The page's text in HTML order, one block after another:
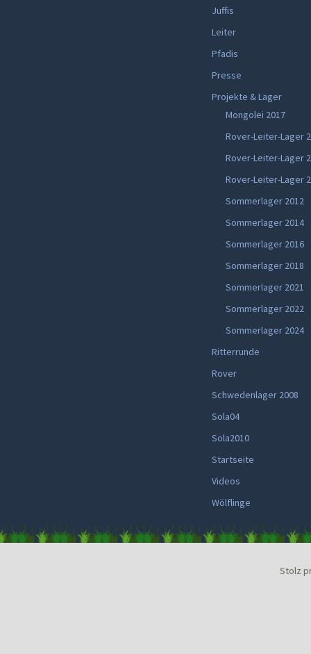
Juffis
Leiter
Pfadis
Presse
Projekte & Lager
Mongolei 2017
Rover-Leiter-Lager
Rover-Leiter-Lager
Rover-Leiter-Lager
Sommerlager 2012
Sommerlager 2014
Sommerlager 2016
Sommerlager 2018
Sommerlager 2021
Sommerlager 2022
Sommerlager 2024
Ritterrunde
Rover
Schwedenlager 2008
Sola04
Sola2010
Startseite
Videos
Wölflinge
Stolz